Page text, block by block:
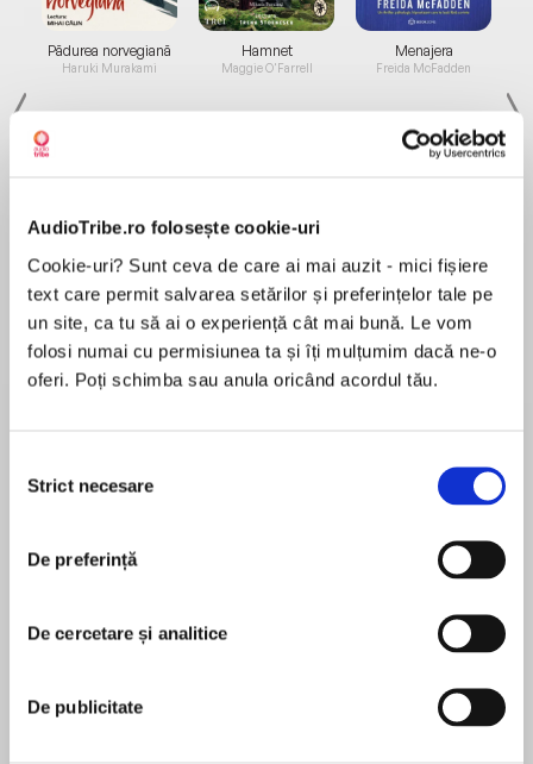
AudioTribe.ro folosește cookie-uri
Cookie-uri? Sunt ceva de care ai mai auzit - mici fișiere
text care permit salvarea setărilor și preferințelor tale pe
un site, ca tu să ai o experiență cât mai bună. Le vom
folosi numai cu permisiunea ta și îți mulțumim dacă ne-o
oferi. Poți schimba sau anula oricând acordul tău.
consimțământului
Strict necesare
De preferință
De cercetare și analitice
De publicitate
Pădurea norvegiană
Haruki Murakami
Elita de Argint (Elita
Hamnet
Maggie O'Farrell
Diavolul se îmbracă de
la...
Lauren Weisberger
Menajera
Freida McFadden
Migdală
Sohn Won-pyung
Subtilă și precisă, densă și insurgentă, cartea
de față este o cronică a vremurilor noastre. În
de autoportret ale autorului, ci și urmele unui
întreg timp. Se află adunate aici sunete, culori,
strecoară cu fragilitate și încăpățânare. Vocea
cu claritate, formulând, contra curentului, o
pledoarie în apărarea libertății.
În acest moment nu există recenzii